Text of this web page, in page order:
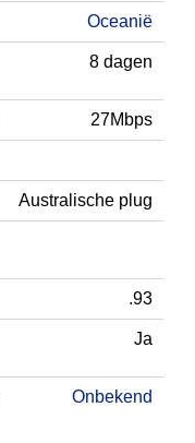
Oceanië
8 dagen
27Mbps
Australische plug
.93
Ja
Onbekend